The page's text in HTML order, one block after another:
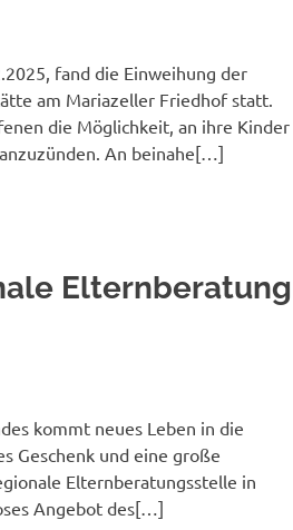
fand die Einweihung der
am Mariazeller Friedhof statt.
die Möglichkeit, an ihre Kinder
An beinahe[…]
Elternberatung
kommt neues Leben in die
Geschenk und eine große
Elternberatungsstelle in
Angebot des[…]